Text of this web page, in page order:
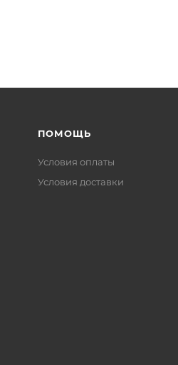
ПОМОЩЬ
Условия оплаты
Условия доставки